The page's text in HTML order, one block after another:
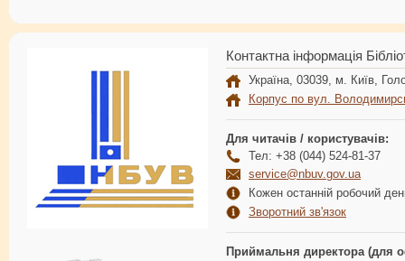
Контактна інформація
Україна, 03039, м. Київ,
Корпус по вул.
Для читачів / користувачів:
Тел: +38 (044) 524-81-37
service@nbuv.gov.ua
Кожен останній робочий
Зворотний зв'язок
Приймальня директора (для